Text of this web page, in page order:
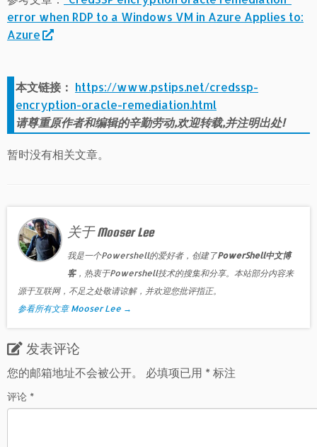
error when RDP to a Windows VM in Azure Applies to:
Azure
本文链接： https://www.pstips.net/credssp-
encryption-oracle-remediation.html
请尊重原作者和编辑的辛勤劳动,欢迎转载,并注明出处!
暂时没有相关文章。
关于 Mooser Lee
我是一个Powershell的爱好者，创建了PowerShell中文博
客，热衷于Powershell技术的搜集和分享。本站部分内容来
源于互联网，不足之处敬请谅解，并欢迎您批评指正。
参看所有文章 Mooser Lee →
发表评论
您的邮箱地址不会被公开。
必填项已用 *标注
评论 *